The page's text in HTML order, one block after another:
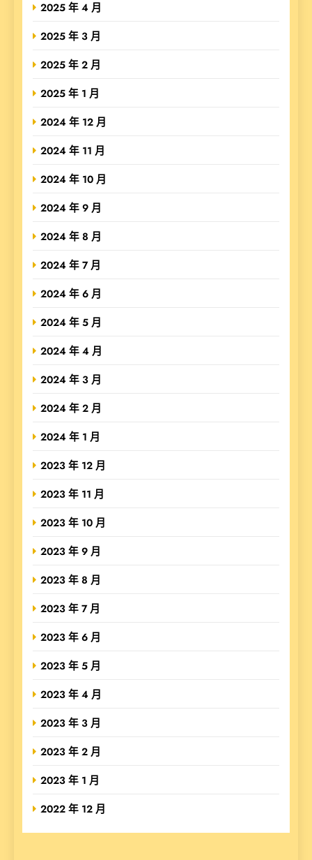
2025 年 4 月
2025 年 3 月
2025 年 2 月
2025 年 1 月
2024 年 12 月
2024 年 11 月
2024 年 10 月
2024 年 9 月
2024 年 8 月
2024 年 7 月
2024 年 6 月
2024 年 5 月
2024 年 4 月
2024 年 3 月
2024 年 2 月
2024 年 1 月
2023 年 12 月
2023 年 11 月
2023 年 10 月
2023 年 9 月
2023 年 8 月
2023 年 7 月
2023 年 6 月
2023 年 5 月
2023 年 4 月
2023 年 3 月
2023 年 2 月
2023 年 1 月
2022 年 12 月